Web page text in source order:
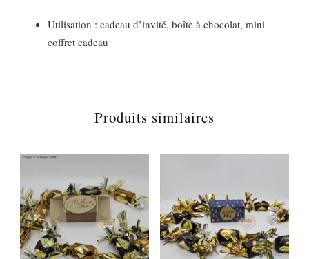
Utilisation : cadeau d’invité, boîte à chocolat, mini
coffret cadeau
Produits similaires